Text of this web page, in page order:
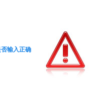
输入正确